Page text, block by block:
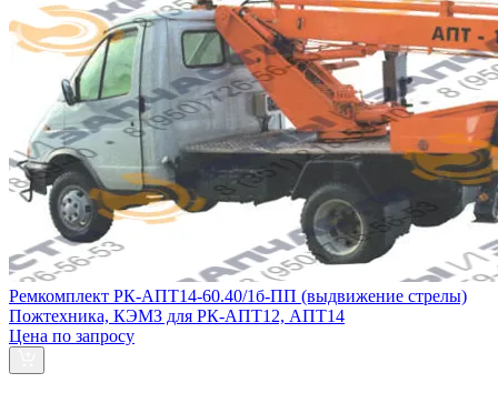
Ремкомплект РК-АПТ14-60.40/1б-ПП (выдвижение стрелы)
Пожтехника, КЭМЗ для РК-АПТ12, АПТ14
Цена по запросу